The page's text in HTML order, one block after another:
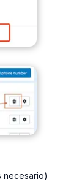
necesario)